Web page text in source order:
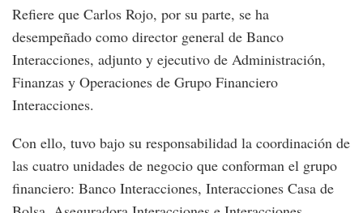
Refiere que Carlos Rojo, por su parte, se ha
desempeñado como director general de Banco
Interacciones, adjunto y ejecutivo de Administración,
Finanzas y Operaciones de Grupo Financiero
Interacciones.
Con ello, tuvo bajo su responsabilidad la coordinación de
las cuatro unidades de negocio que conforman el grupo
financiero: Banco Interacciones, Interacciones Casa de